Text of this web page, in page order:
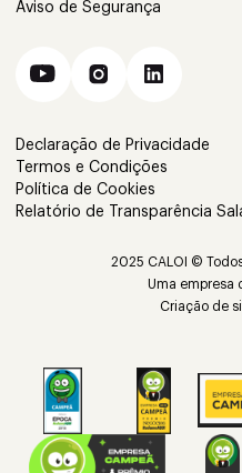
Aviso de Segurança
Declaração de Privacidade
Termos e Condições
Política de Cookies
Relatório de Transparência
2025 CALOI ©
Uma empresa
Criação de